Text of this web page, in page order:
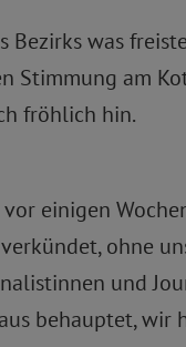
Bezirks was
Stimmung am
fröhlich hin.
einigen
ohne
und
behauptet, wir